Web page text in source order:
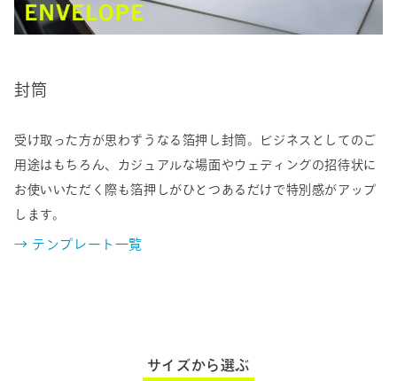
封筒
受け取った方が思わずうなる箔押し封筒。ビジネスとしてのご
用途はもちろん、カジュアルな場面やウェディングの招待状に
お使いいただく際も箔押しがひとつあるだけで特別感がアップ
します。
→ テンプレート一覧
サイズから選ぶ